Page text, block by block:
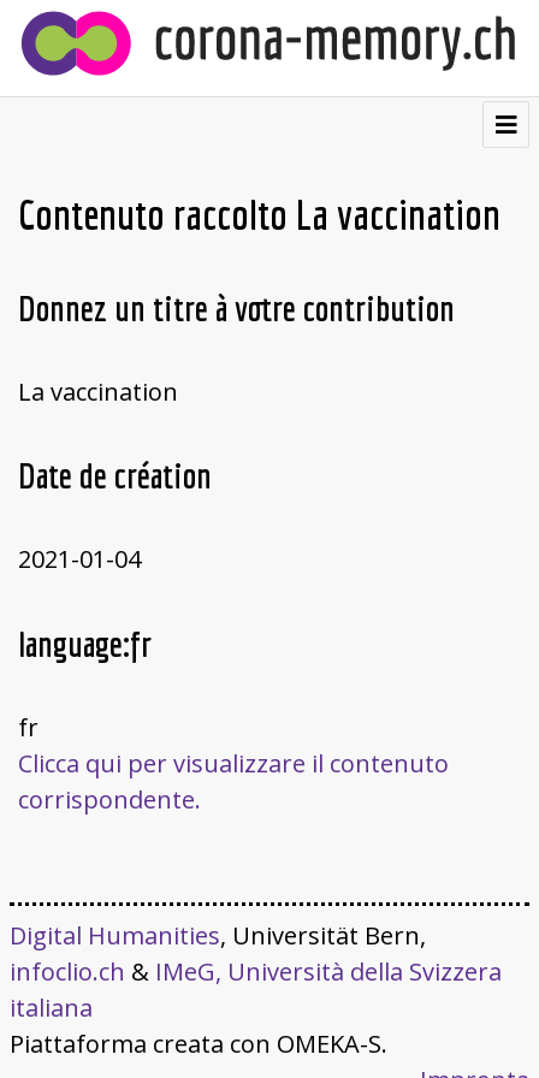
Testimonianze
Visualizzazioni
Chi siamo
Français
Contenuto raccolto La vaccination
Donnez un titre à votre contribution
La vaccination
Date de création
2021-01-04
language:fr
fr
Clicca qui per visualizzare il contenuto
corrispondente.
Digital Humanities, Universität Bern,
infoclio.ch & IMeG, Università della Svizzera
italiana
Piattaforma creata con OMEKA-S.